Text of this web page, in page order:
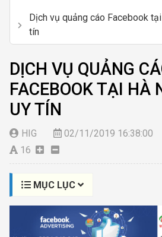
Dịch vụ quảng cáo Facebook
tín
DỊCH VỤ QUẢNG
FACEBOOK TẠI HÀ
UY TÍN
HIG 02/11/2019 16:38:00
16
MỤC LỤC